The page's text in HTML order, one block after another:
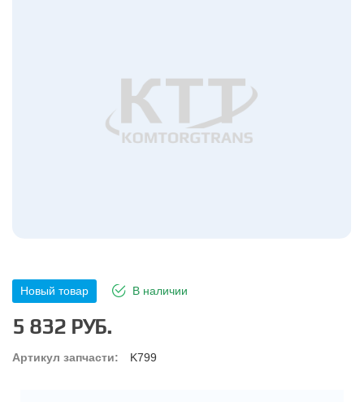
Новый товар В наличии
5 832 РУБ.
Артикул запчасти: K799